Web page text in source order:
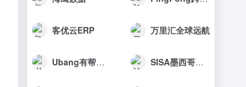
客优云ERP 万里汇全球远航
Ubang有帮科技 SISA墨西哥海外仓